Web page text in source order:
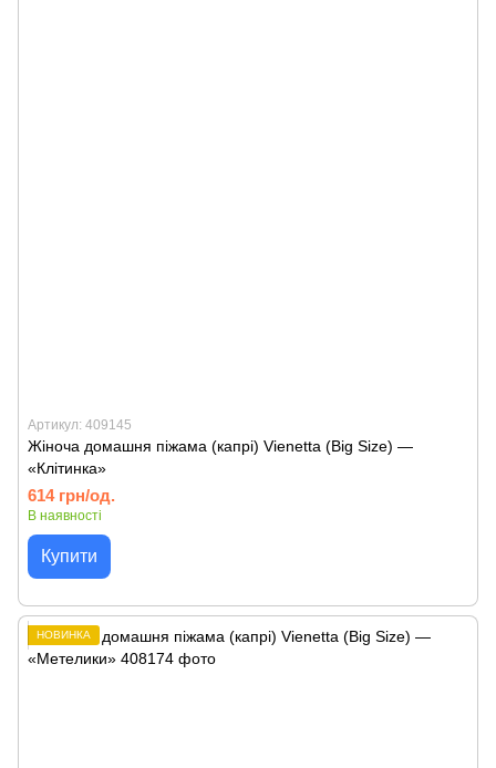
Артикул: 409145
Жіноча домашня піжама (капрі) Vienetta (Big Size) —
«Клітинка»
614 грн/од.
В наявності
Купити
НОВИНКА